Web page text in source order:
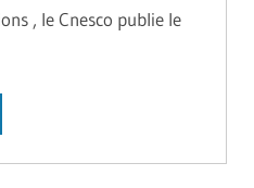
, le Cnesco publie le